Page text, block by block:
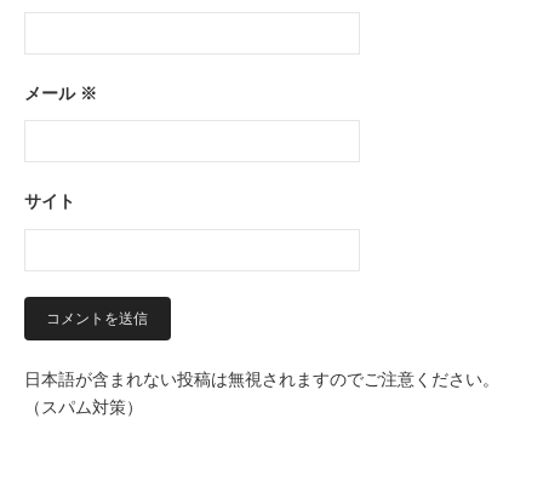
メール ※
サイト
日本語が含まれない投稿は無視されますのでご注意ください。
（スパム対策）